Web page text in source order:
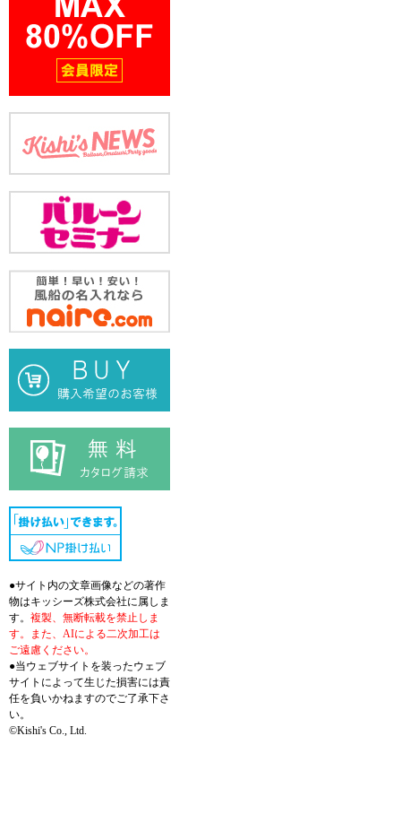
●サイト内の文章画像などの著作
物はキッシーズ株式会社に属しま
す。 複製、無断転載を禁止しま
す。また、AIによる二次加工は
ご遠慮ください。
●当ウェブサイトを装ったウェブ
サイトによって生じた損害には責
任を負いかねますのでご了承下さ
い。
©Kishi's Co., Ltd.